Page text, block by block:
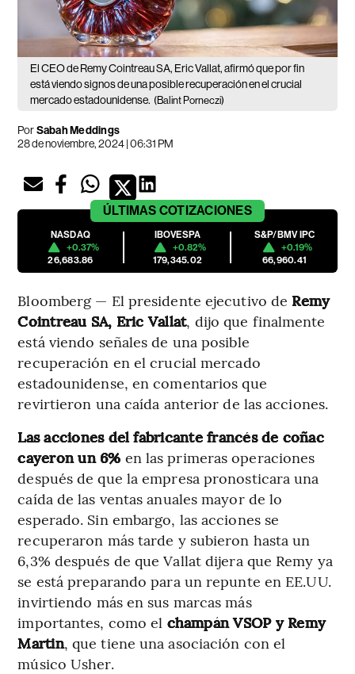
El CEO de Remy Cointreau SA, Eric Vallat, afirmó que por fin
está viendo signos de una posible recuperación en el crucial
mercado estadounidense. (Balint Porneczi)
PorSabah Meddings
28 de noviembre, 2024 | 06:31 PM
ÚLTIMAS COTIZACIONES
NASDAQ
+0.37%
26,683.86
IBOVESPA
+0.82%
179,345.02
S&P/BMV IPC
+0.19%
66,960.41
Bloomberg — El presidente ejecutivo de Remy
Cointreau SA, Eric Vallat, dijo que finalmente
está viendo señales de una posible
recuperación en el crucial mercado
estadounidense, en comentarios que
revirtieron una caída anterior de las acciones.
Las acciones del fabricante francés de coñac
cayeron un 6% en las primeras operaciones
después de que la empresa pronosticara una
caída de las ventas anuales mayor de lo
esperado. Sin embargo, las acciones se
recuperaron más tarde y subieron hasta un
6,3% después de que Vallat dijera que Remy ya
se está preparando para un repunte en EE.UU.
invirtiendo más en sus marcas más
importantes, como el champán VSOP y Remy
Martin, que tiene una asociación con el
músico Usher.